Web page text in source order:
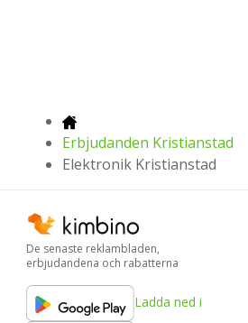
Erbjudanden Kristianstad
Elektronik Kristianstad
De senaste reklambladen,
erbjudandena och rabatterna
Ladda ned i